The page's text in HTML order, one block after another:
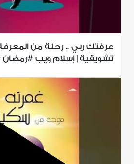
عرفتك ربي .. رحلة من المعرفة
تشويقية | إسلام ويب